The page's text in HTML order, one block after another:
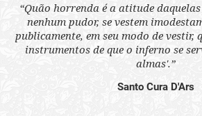
“Quão horrenda é a atitude daquelas
nenhum pudor, se vestem
publicamente, em seu modo de vestir,
instrumentos de que o inferno se
almas'.”
Santo Cura D'Ars